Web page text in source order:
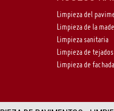
Limpieza del
Limpieza de la
Limpieza sanitaria
Limpieza de tejados
Limpieza de